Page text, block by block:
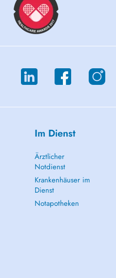
Im Dienst
Ärztlicher
Notdienst
Krankenhäuser im
Dienst
Notapotheken